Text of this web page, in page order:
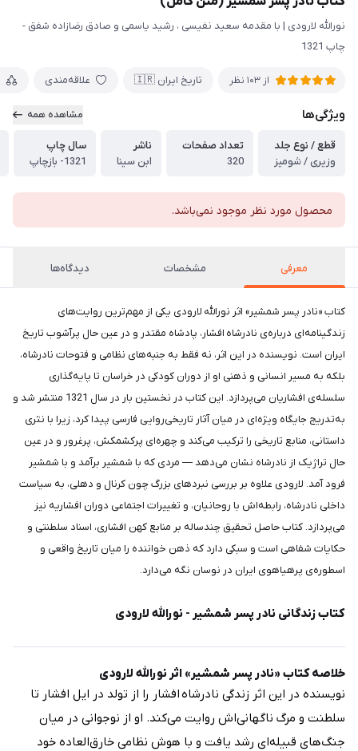
نورالله لارودی | با مقدمه سعید نفیسی ، رشید یاسمی و صادق رضازاده شفق -
چاپ 1321
از103 نظر تاریخ ایران 🇮🇷 علاقه‌مندی
ویژگی‌ها مشاهده همه
قطع / نوع جلد
وزیری / شومیز
تعداد صفحات
320
ناشر
ابن سینا
سال چاپ
1321- بازچاپ
محصول مورد نظر موجود نمی‌باشد.
معرفی مشخصات دیدگاه‌ها
کتاب «نادر پسر شمشیر» اثر نورالله لارودی یکی از مهم‌ترین روایت‌های
زندگینامه‌ای درباره‌ی نادرشاه افشار، پادشاه مقتدر و در عین حال پرآشوب تاریخ
ایران است. نویسنده در این اثر، نه فقط به جنبه‌های نظامی و فتوحات نادرشاه،
بلکه به مسیر انسانی و ذهنی او از دوران کودکی در خراسان تا پایه‌گذاری
سلسله‌ی افشاریان می‌پردازد. این کتاب در نخستین بار در سال 1321 منتشر شد و
به‌تدریج جایگاه ویژه‌ای در میان آثار تاریخی‌روایی فارسی پیدا کرد، زیرا با نثری
داستانی، منابع تاریخی را ترکیب می‌کند و چهره‌ای پرکشمکش، پرغرور و در عین
حال تراژیک از نادرشاه نشان می‌دهد — مردی که با شمشیر برآمد و با شمشیر
فرود آمد. لارودی علاوه بر بررسی نبردهای بزرگ چون کرنال و دهلی، به سیاست
داخلی نادرشاه، رابطه‌اش با روحانیان، و تغییرات اجتماعی دوران افشاریه نیز
می‌پردازد. کتاب حاصل تحقیق چندساله بر منابع کهن افشاری، اسناد سلطنتی و
حکایات شفاهی است و سبکی دارد که ذهن خواننده را میان تاریخ واقعی و
اسطوره‌ی پرهیاهوی ایران در نوسان نگه می‌دارد.
کتاب زندگانی نادر پسر شمشیر - نورالله لارودی
خلاصه کتاب «نادر پسر شمشیر» اثر نورالله لارودی
نویسنده در این اثر زندگی نادرشاه افشار را از تولد در ایل افشار تا
سلطنت و مرگ ناگهانی‌اش روایت می‌کند. او از نوجوانی در میان
جنگ‌های قبیله‌ای رشد یافت و با هوش نظامی خارق‌العاده خود